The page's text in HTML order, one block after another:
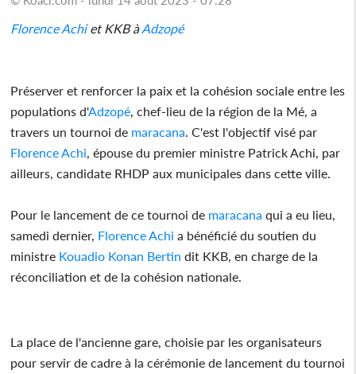
Florence Achiet KKB àAdzopé
Préserver et renforcer la paix et la cohésion sociale entre les
populations d'Adzopé , chef-lieu de la région de la Mé, a
travers un tournoi de maracana . C'est l'objectif visé par
Florence Achi , épouse du premier ministre Patrick Achi, par
ailleurs, candidate RHDP aux municipales dans cette ville.
Pour le lancement de ce tournoi de maracana qui a eu lieu,
samedi dernier, Florence Achi a bénéficié du soutien du
ministre Kouadio Konan Bertin dit KKB, en charge de la
réconciliation et de la cohésion nationale.
La place de l'ancienne gare, choisie par les organisateurs
pour servir de cadre à la cérémonie de lancement du tournoi